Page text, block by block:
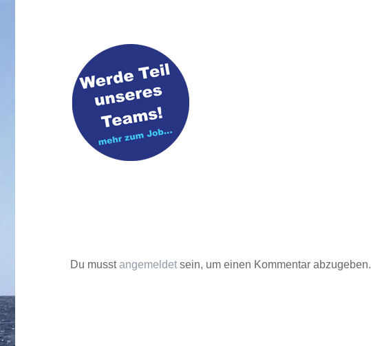
Du musstangemeldet sein, um einen Kommentar abzugeben.